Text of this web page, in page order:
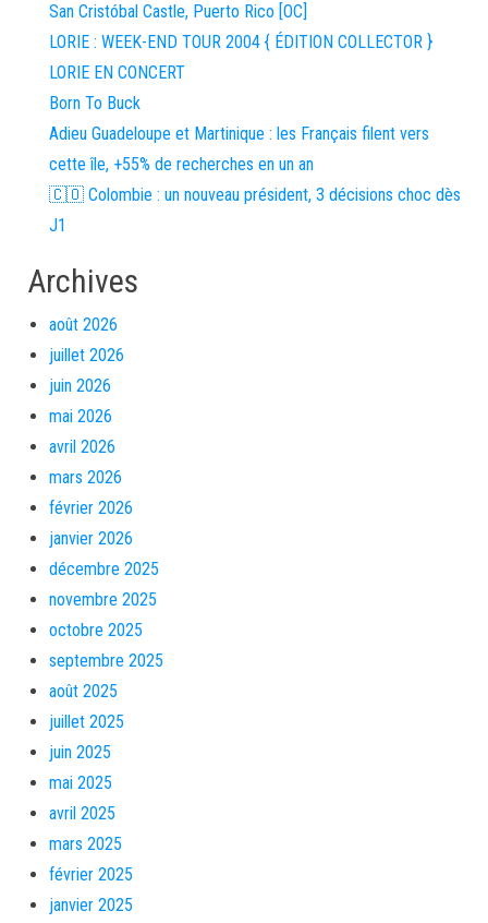
San Cristóbal Castle, Puerto Rico [OC]
LORIE : WEEK-END TOUR 2004 { ÉDITION COLLECTOR }
LORIE EN CONCERT
Born To Buck
Adieu Guadeloupe et Martinique : les Français filent vers
cette île, +55% de recherches en un an
🇨🇴 Colombie : un nouveau président, 3 décisions choc dès
J1
Archives
août 2026
juillet 2026
juin 2026
mai 2026
avril 2026
mars 2026
février 2026
janvier 2026
décembre 2025
novembre 2025
octobre 2025
septembre 2025
août 2025
juillet 2025
juin 2025
mai 2025
avril 2025
mars 2025
février 2025
janvier 2025